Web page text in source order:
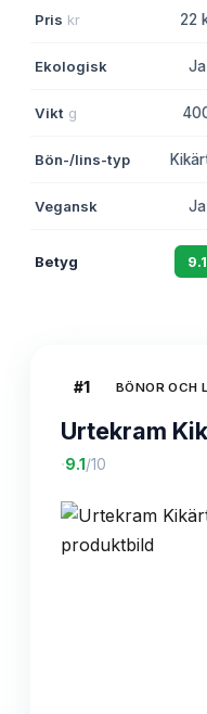
Pris kr 22
Ekologisk Ja
Vikt g
Bön-/lins-typ
Vegansk Ja
Betyg 9.1
#1 BÖNOR OCH
Urtekram
·9.1 /10